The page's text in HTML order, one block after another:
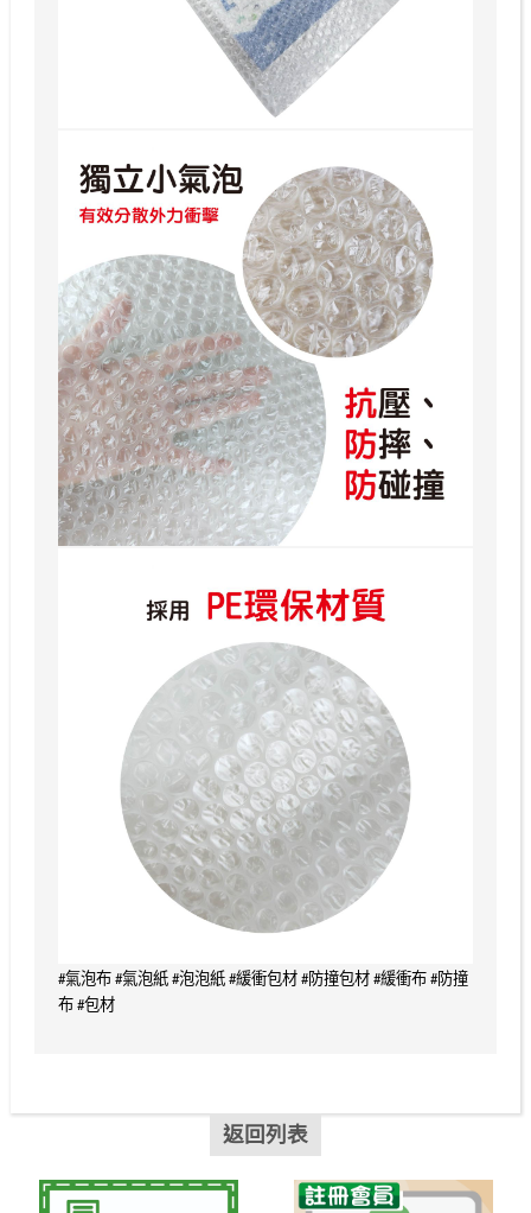
#氣泡布 #氣泡紙 #泡泡紙 #緩衝包材 #防撞包材 #緩衝布 #防撞
布 #包材
返回列表